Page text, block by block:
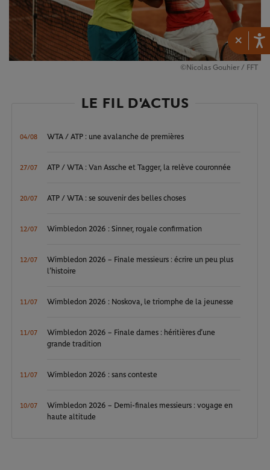
×
©Nicolas Gouhier / FFT
LE FIL D'ACTUS
04/08 WTA / ATP : une avalanche de premières
27/07 ATP / WTA : Van Assche et Tagger, la relève couronnée
20/07 ATP / WTA : se souvenir des belles choses
12/07 Wimbledon 2026 : Sinner, royale confirmation
12/07
Wimbledon 2026 – Finale messieurs : écrire un peu plus
l’histoire
11/07 Wimbledon 2026 : Noskova, le triomphe de la jeunesse
11/07
Wimbledon 2026 – Finale dames : héritières d’une
grande tradition
11/07 Wimbledon 2026 : sans conteste
10/07
Wimbledon 2026 – Demi-finales messieurs : voyage en
haute altitude